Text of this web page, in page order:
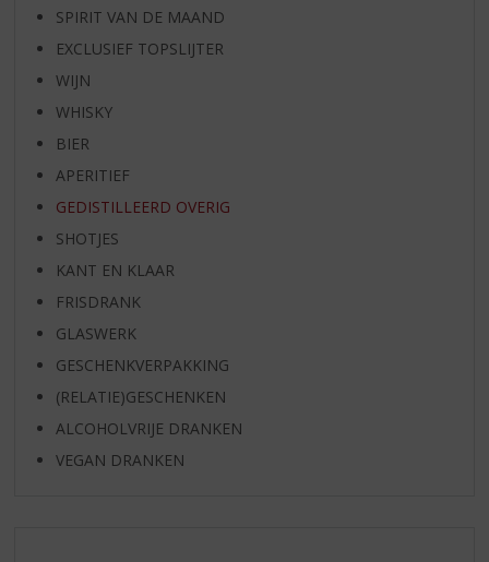
SPIRIT VAN DE MAAND
EXCLUSIEF TOPSLIJTER
WIJN
WHISKY
BIER
APERITIEF
GEDISTILLEERD OVERIG
SHOTJES
KANT EN KLAAR
FRISDRANK
GLASWERK
GESCHENKVERPAKKING
(RELATIE)GESCHENKEN
ALCOHOLVRIJE DRANKEN
VEGAN DRANKEN